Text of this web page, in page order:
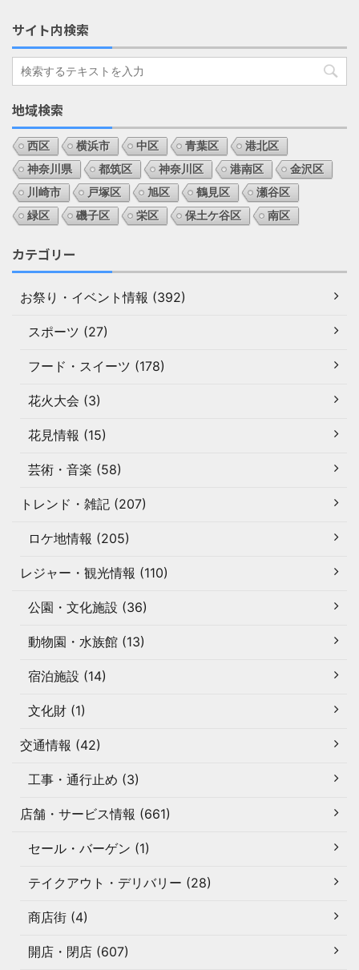
サイト内検索
地域検索
西区 横浜市 中区 青葉区
港北区
神奈川県
都筑区 神奈川区 港南区
金沢区
川崎市
戸塚区 旭区 鶴見区
瀬谷区
緑区
磯子区 栄区 保土ケ谷区 南区
カテゴリー
お祭り・イベント情報 (392)
スポーツ (27)
フード・スイーツ (178)
花火大会 (3)
花見情報 (15)
芸術・音楽 (58)
トレンド・雑記 (207)
ロケ地情報 (205)
レジャー・観光情報 (110)
公園・文化施設 (36)
動物園・水族館 (13)
宿泊施設 (14)
文化財 (1)
交通情報 (42)
工事・通行止め (3)
店舗・サービス情報 (661)
セール・バーゲン (1)
テイクアウト・デリバリー (28)
商店街 (4)
開店・閉店 (607)